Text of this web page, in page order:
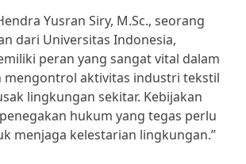
Yusran Siry, M.Sc., seorang
dari Universitas Indonesia,
peran yang sangat vital dalam
mengontrol aktivitas industri tekstil
lingkungan sekitar. Kebijakan
hukum yang tegas perlu
menjaga kelestarian lingkungan.”